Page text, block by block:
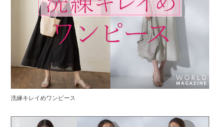
洗練キレイめワンピース